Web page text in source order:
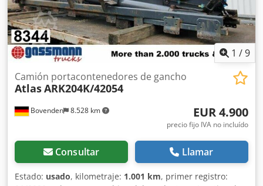
1 /9
Bovenden 8.528 km
Camión portacontenedores de gancho
AtlasARK204K/42054
EUR 4.900
precio fijo IVA no incluído
Consultar Llamar
Estado: usado, kilometraje: 1.001 km, primer registro: